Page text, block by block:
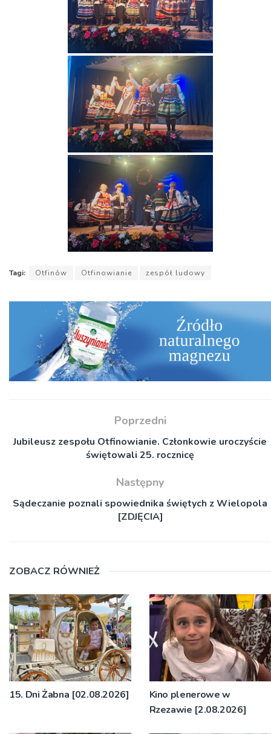
Tagi: Otfinów Otfinowianie zespół ludowy
Poprzedni
Jubileusz zespołu Otfinowianie. Członkowie uroczyście
świętowali 25. rocznicę
Następny
Sądeczanie poznali spowiednika świętych z Wielopola
[ZDJĘCIA]
ZOBACZ RÓWNIEŻ
15. Dni Żabna [02.08.2026]
Kino plenerowe w
Rzezawie [2.08.2026]